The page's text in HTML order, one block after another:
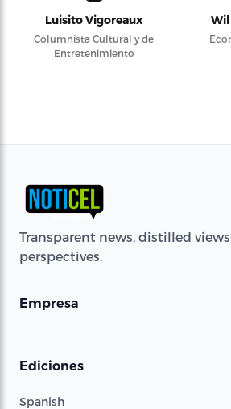
Luisito Vigoreaux
Columnista Cultural y de
Entretenimiento
Transparent news, distilled
perspectives.
Empresa
Ediciones
Spanish